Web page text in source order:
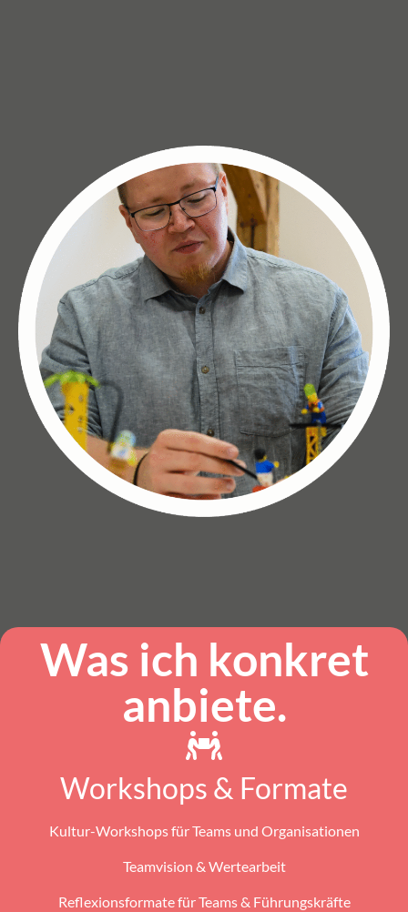
Was ich konkret
anbiete.
Workshops & Formate
Kultur-Workshops für Teams und Organisationen
Teamvision & Wertearbeit
Reflexionsformate für Teams & Führungskräfte